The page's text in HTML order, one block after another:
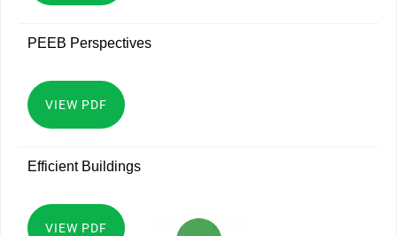
PEEB Perspectives
VIEW PDF
Efficient Buildings
VIEW PDF